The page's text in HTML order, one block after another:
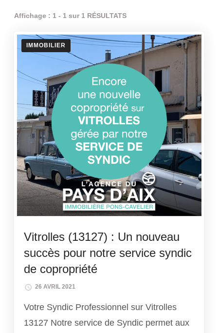
Affichage : 1 - 1 sur 1 RÉSULTATS
IMMOBILIER
Vitrolles (13127) : Un nouveau
succès pour notre service syndic
de copropriété
26 AVRIL 2021
Votre Syndic Professionnel sur Vitrolles
13127 Notre service de Syndic permet aux